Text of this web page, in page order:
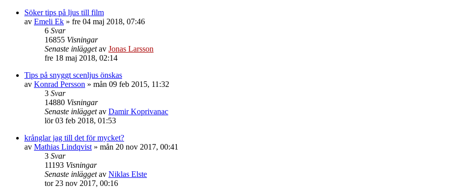
Söker tips på ljus till film
av Emeli Ek » fre 04 maj 2018, 07:46
6 Svar
16855 Visningar
Senaste inläggetav Jonas Larsson
fre 18 maj 2018, 02:14
Tips på snyggt scenljus önskas
av Konrad Persson » mån 09 feb 2015, 11:32
3 Svar
14880 Visningar
Senaste inläggetav Damir Koprivanac
lör 03 feb 2018, 01:53
krånglar jag till det för mycket?
av Mathias Lindqvist » mån 20 nov 2017, 00:41
3 Svar
11193 Visningar
Senaste inläggetav Niklas Elste
tor 23 nov 2017, 00:16